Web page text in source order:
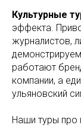
Культурные
эффекта.
журналистов,
работают
компании, а
ульяновский
Наши туры про